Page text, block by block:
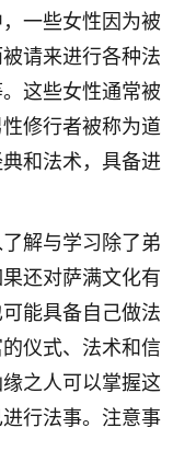
一些女性因为被
请来进行各种法
这些女性通常被
修行者被称为道
和法术，具备进
解与学习除了弟
还对萨满文化有
能具备自己做法
仪式、法术和信
之人可以掌握这
行法事。注意事
请客吗？�
，去检查又没什么大
医看遍了，找不到问
来老师，跟老师聊过
建议，处理了一些因
好多，主要是心情好
体会了。
过之后，最大的感
万般皆是命，半点